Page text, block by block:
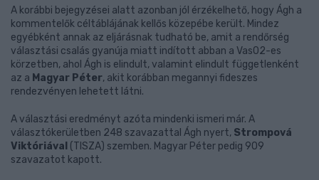
A korábbi bejegyzései alatt azonban jól érzékelhető, hogy Ágh a
kommentelők céltáblájának kellős közepébe került. Mindez
egyébként annak az eljárásnak tudható be, amit a rendőrség
választási csalás gyanúja miatt indított abban a Vas02-es
körzetben, ahol Ágh is elindult, valamint elindult függetlenként
az a Magyar Péter, akit korábban megannyi fideszes
rendezvényen lehetett látni.
A választási eredményt azóta mindenki ismeri már. A
választókerületben 248 szavazattal Ágh nyert, Strompová
Viktóriával (TISZA) szemben. Magyar Péter pedig 909
szavazatot kapott.